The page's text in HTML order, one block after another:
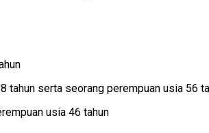
tahun serta seorang perempuan usia 56
usia 46 tahun